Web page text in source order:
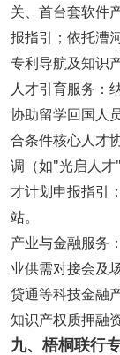
关、首台套软件
报指引；依托漕
专利导航及知识
人才引育服务：
协助留学回国人
合条件核心人才
调（如"光启人
才计划申报指引
站。
产业与金融服务
业供需对接会及
贷通等科技金融
知识产权质押融
九、梧桐联行